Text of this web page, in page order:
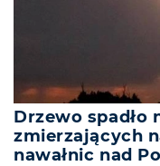
Drzewo spadło
zmierzających
nawałnic nad